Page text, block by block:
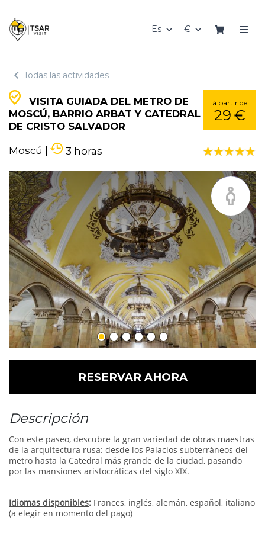
Es €
Todas las actividades
VISITA GUIADA DEL METRO DE
MOSCÚ, BARRIO ARBAT Y CATEDRAL
DE CRISTO SALVADOR
à partir de
29 €
Moscú | 3 horas
RESERVAR AHORA
Descripción
Con este paseo, descubre la gran variedad de obras maestras
de la arquitectura rusa: desde los Palacios subterráneos del
metro hasta la Catedral más grande de la ciudad, pasando
por las mansiones aristocráticas del siglo XIX.
Idiomas disponibles: Frances, inglés, alemán, español, italiano
(a elegir en momento del pago)